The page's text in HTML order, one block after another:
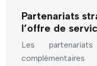
Partenariats
l’offre de
Les